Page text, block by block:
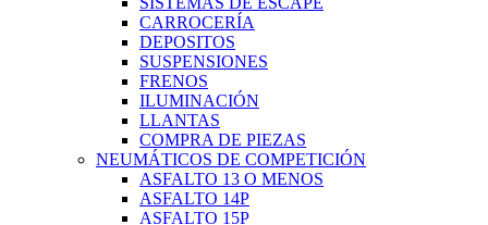
CARROCERÍA
DEPOSITOS
SUSPENSIONES
FRENOS
ILUMINACIÓN
LLANTAS
COMPRA DE PIEZAS
NEUMÁTICOS DE COMPETICIÓN
ASFALTO 13 O MENOS
ASFALTO 14P
ASFALTO 15P